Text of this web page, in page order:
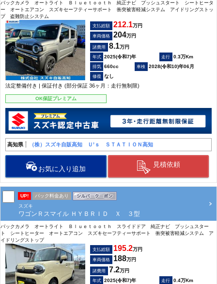
バックカメラ オートライト Ｂｌｕｅｔｏｏｔｈ 純正ナビ プッシュスタート シートヒータ
ー オートエアコン スズキセーフティーサポート 衝突被害軽減システム アイドリングストッ
プ 盗難防止システム
支払総額 212.1万円
車両価格 204万円
諸費用 8.1万円
2025(令和7)年
0.3万Km
660cc
2028(令和10)年06月
なし
法定整備付き | 保証付き (部分保証 36ヶ月：走行無制限)
OK保証プレミアム
高知県 （株）スズキ自販高知 Ｕ’ｓ ＳＴＡＴＩＯＮ高知
お気に入り追加
見積依頼
UP!
パック料金あり
スズキ
ワゴンＲスマイル ＨＹＢＲＩＤ Ｘ ３型
バックカメラ オートライト Ｂｌｕｅｔｏｏｔｈ スライドドア 純正ナビ プッシュスター
ト シートヒーター オートエアコン スズキセーフティーサポート 衝突被害軽減システム ア
イドリングストップ
支払総額 195.2万円
車両価格 188万円
諸費用 7.2万円
2025(令和7)年
0.4万Km